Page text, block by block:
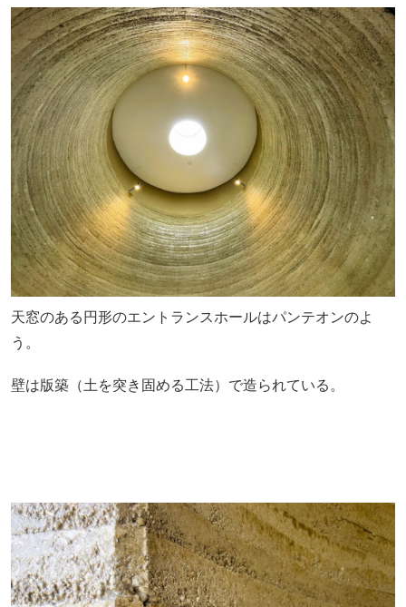
天窓のある円形のエントランスホールはパンテオンのよ
う。
壁は版築（土を突き固める工法）で造られている。